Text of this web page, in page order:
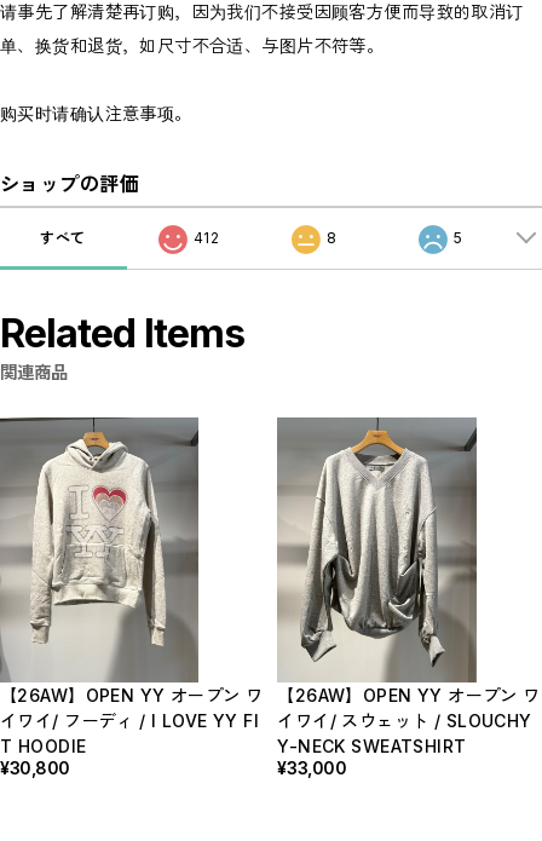
请事先了解清楚再订购，因为我们不接受因顾客方便而导致的取消订
单、换货和退货，如尺寸不合适、与图片不符等。
购买时请确认注意事项。
ショップの評価
すべて 412 8 5
Related Items
関連商品
【26AW】OPEN YY オープン ワ
イワイ/ フーディ / I LOVE YY FI
T HOODIE
¥30,800
【26AW】OPEN YY オープン ワ
イワイ/ スウェット / SLOUCHY
Y-NECK SWEATSHIRT
¥33,000